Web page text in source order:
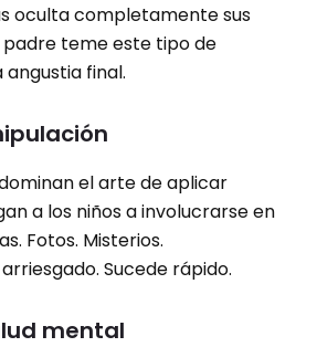
oculta completamente sus
padre teme este tipo de
final.
el arte de aplicar
a los niños a involucrarse en
Fotos. Misterios.
Sucede rápido.
mental